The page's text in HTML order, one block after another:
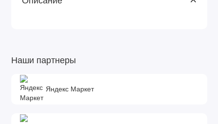
Наши партнеры
Яндекс Маркет